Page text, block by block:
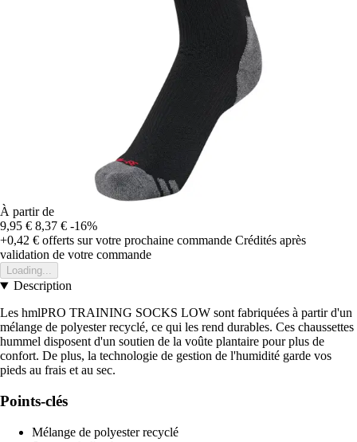
À partir de
9,95 € 8,37 € -16%
+0,42 € offerts sur votre prochaine commande Crédités après
validation de votre commande
Loading...
Description
Les hmlPRO TRAINING SOCKS LOW sont fabriquées à partir d'un
mélange de polyester recyclé, ce qui les rend durables. Ces chaussettes
hummel disposent d'un soutien de la voûte plantaire pour plus de
confort. De plus, la technologie de gestion de l'humidité garde vos
pieds au frais et au sec.
Points-clés
Mélange de polyester recyclé